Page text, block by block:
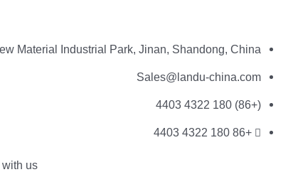
Material Industrial Park, Jinan, Shandong, China
Sales@landu-china.com
(+86) 180 4322 4403
+86 180 4322 4403
us.